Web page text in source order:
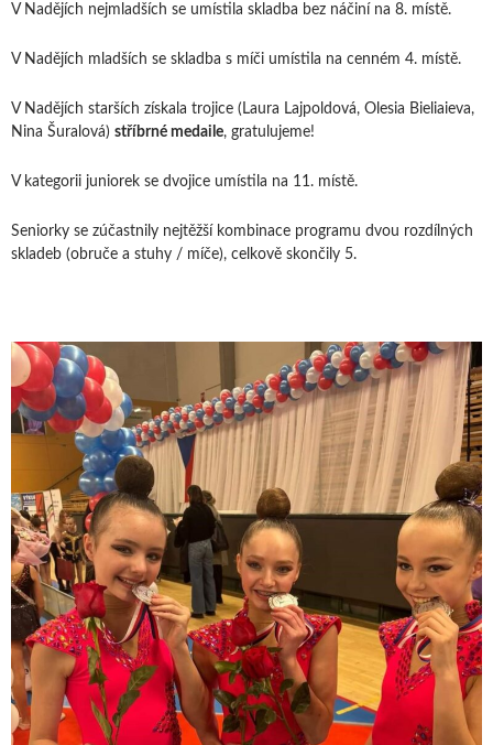
V Nadějích nejmladších se umístila skladba bez náčiní na 8. místě.
V Nadějích mladších se skladba s míči umístila na cenném 4. místě.
V Nadějích starších získala trojice (Laura Lajpoldová, Olesia Bieliaieva,
Nina Šuralová) stříbrné medaile, gratulujeme!
V kategorii juniorek se dvojice umístila na 11. místě.
Seniorky se zúčastnily nejtěžší kombinace programu dvou rozdílných
skladeb (obruče a stuhy / míče), celkově skončily 5.